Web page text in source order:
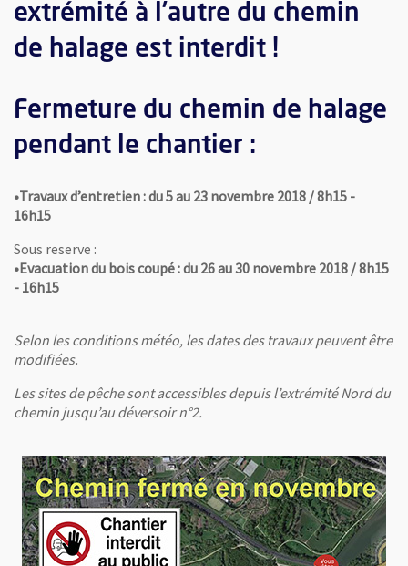
extrémité à l’autre du chemin
de halage est interdit !
Fermeture du chemin de halage
pendant le chantier :
•Travaux d’entretien : du 5 au 23 novembre 2018 / 8h15 -
16h15
Sous reserve :
•Evacuation du bois coupé : du 26 au 30 novembre 2018 / 8h15
- 16h15
Selon les conditions météo, les dates des travaux peuvent être
modifiées.
Les sites de pêche sont accessibles depuis l’extrémité Nord du
chemin jusqu’au déversoir n°2.